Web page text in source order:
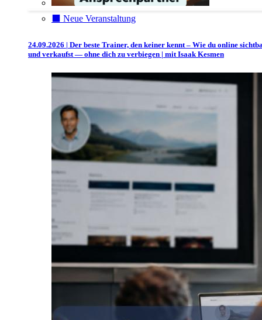
⬛️ Neue Veranstaltung
24.09.2026 | Der beste Trainer, den keiner kennt – Wie du online
und verkaufst — ohne dich zu verbiegen | mit Isaak Kesmen